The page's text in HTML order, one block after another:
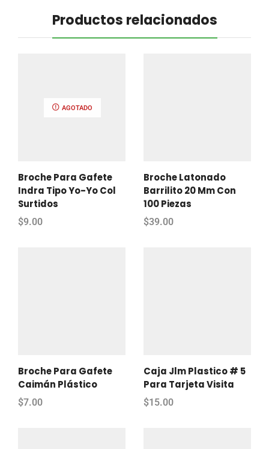
Productos relacionados
AGOTADO
Broche Para Gafete
Indra Tipo Yo-Yo Col
Surtidos
$9.00
Broche Latonado
Barrilito 20 Mm Con
100 Piezas
$39.00
Broche Para Gafete
Caimán Plástico
$7.00
Caja Jlm Plastico # 5
Para Tarjeta Visita
$15.00